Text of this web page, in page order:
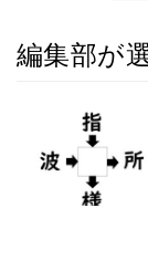
編集部が